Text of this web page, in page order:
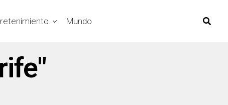
Mundo